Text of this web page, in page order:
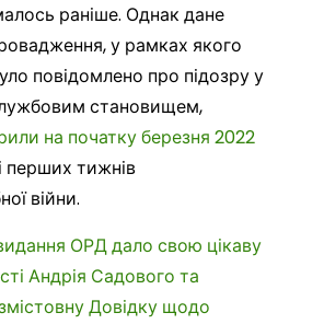
раніше. Однак дане
у рамках якого
повідомлено про підозру у
становищем,
на початку березня 2022
перших тижнів
війни.
ОРД дало свою цікаву
Андрія Садового та
Довідку щодо